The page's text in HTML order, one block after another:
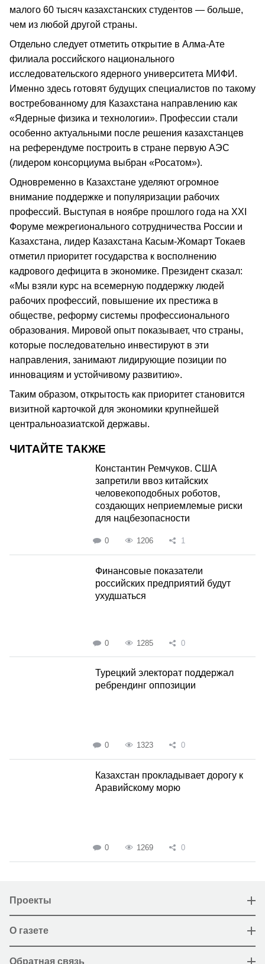
малого 60 тысяч казахстанских студентов — больше,
чем из любой другой страны.
Отдельно следует отметить открытие в Алма-Ате
филиала российского национального
исследовательского ядерного университета МИФИ.
Именно здесь готовят будущих специалистов по такому
востребованному для Казахстана направлению как
«Ядерные физика и технологии». Профессии стали
особенно актуальными после решения казахстанцев
на референдуме построить в стране первую АЭС
(лидером консорциума выбран «Росатом»).
Одновременно в Казахстане уделяют огромное
внимание поддержке и популяризации рабочих
профессий. Выступая в ноябре прошлого года на XXI
Форуме межрегионального сотрудничества России и
Казахстана, лидер Казахстана Касым-Жомарт Токаев
отметил приоритет государства к восполнению
кадрового дефицита в экономике. Президент сказал:
«Мы взяли курс на всемерную поддержку людей
рабочих профессий, повышение их престижа в
обществе, реформу системы профессионального
образования. Мировой опыт показывает, что страны,
которые последовательно инвестируют в эти
направления, занимают лидирующие позиции по
инновациям и устойчивому развитию».
Таким образом, открытость как приоритет становится
визитной карточкой для экономики крупнейшей
центральноазиатской державы.
ЧИТАЙТЕ ТАКЖЕ
Константин Ремчуков. США
запретили ввоз китайских
человекоподобных роботов,
создающих неприемлемые риски
для нацбезопасности
0 1206 1
Финансовые показатели
российских предприятий будут
ухудшаться
0 1285 0
Турецкий электорат поддержал
ребрендинг оппозиции
0 1323 0
Казахстан прокладывает дорогу к
Аравийскому морю
0 1269 0
Проекты
О газете
Обратная связь